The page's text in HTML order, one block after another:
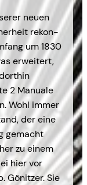
neuen
rekon­
um 1830
erweitert,
2 Manuale
Wohl immer
der eine
gemacht
zu einem
hier vor
Gönitzer. Sie